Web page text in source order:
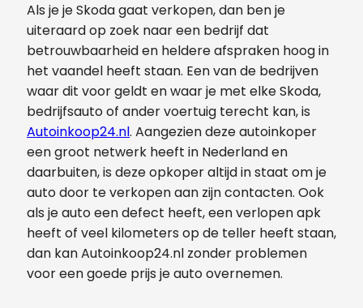
Als je je Skoda gaat verkopen, dan ben je
uiteraard op zoek naar een bedrijf dat
betrouwbaarheid en heldere afspraken hoog in
het vaandel heeft staan. Een van de bedrijven
waar dit voor geldt en waar je met elke Skoda,
bedrijfsauto of ander voertuig terecht kan, is
Autoinkoop24.nl. Aangezien deze autoinkoper
een groot netwerk heeft in Nederland en
daarbuiten, is deze opkoper altijd in staat om je
auto door te verkopen aan zijn contacten. Ook
als je auto een defect heeft, een verlopen apk
heeft of veel kilometers op de teller heeft staan,
dan kan Autoinkoop24.nl zonder problemen
voor een goede prijs je auto overnemen.